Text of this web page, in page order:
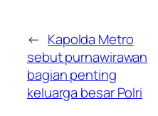
← Kapolda Metro
sebut purnawirawan
bagian penting
keluarga besar Polri